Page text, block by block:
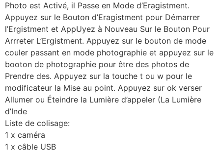
Photo est Activé, il Passe en Mode d’Eragistment.
Appuyez sur le Bouton d’Eragistment pour Démarrer
l’Ergistment et AppUyez à Nouveau Sur le Bouton Pour
Arrreter L’Ergistment. Appuyez sur le bouton de mode
couler passant en mode photographie et appuyez sur le
booton de photographie pour être des photos de
Prendre des. Appuyez sur la touche t ou w pour le
modificateur la Mise au point. Appuyez sur ok verser
Allumer ou Éteindre la Lumière d’appeler (La Lumière
d’Inde
Liste de colisage:
1 x caméra
1 x câble USB